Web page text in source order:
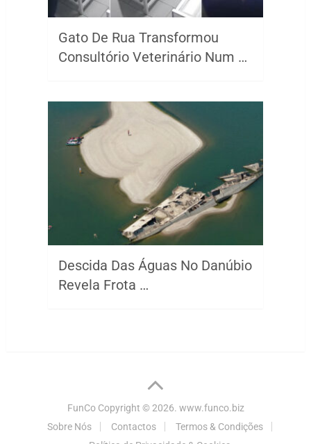
Gato De Rua Transformou
Consultório Veterinário Num …
Descida Das Águas No Danúbio
Revela Frota …
FunCoCopyright © 2026. www.funco.biz
Sobre Nós
Contactos
Termos & Condições